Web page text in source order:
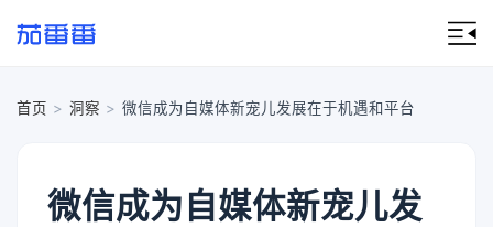
首页 > 洞察 > 微信成为自媒体新宠儿发展在于机遇和平台
微信成为自媒体新宠儿发